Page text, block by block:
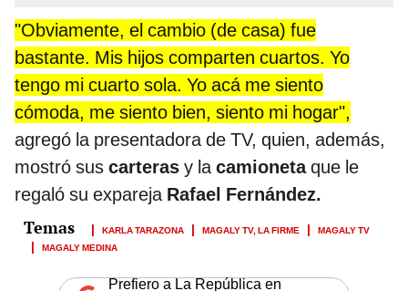
"Obviamente, el cambio (de casa) fue
bastante. Mis hijos comparten cuartos. Yo
tengo mi cuarto sola. Yo acá me siento
cómoda, me siento bien, siento mi hogar",
agregó la presentadora de TV, quien, además,
mostró sus carteras y lacamionetaque le
regaló su expareja Rafael Fernández.
KARLA TARAZONA MAGALY TV, LA FIRME
MAGALY TV
MAGALY MEDINA
Prefiero a La República en